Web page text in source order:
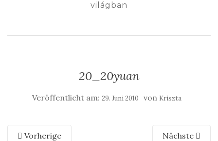
világban
20_20yuan
Veröffentlicht am: 29. Juni 2010 von Kriszta
Vorherige Nächste